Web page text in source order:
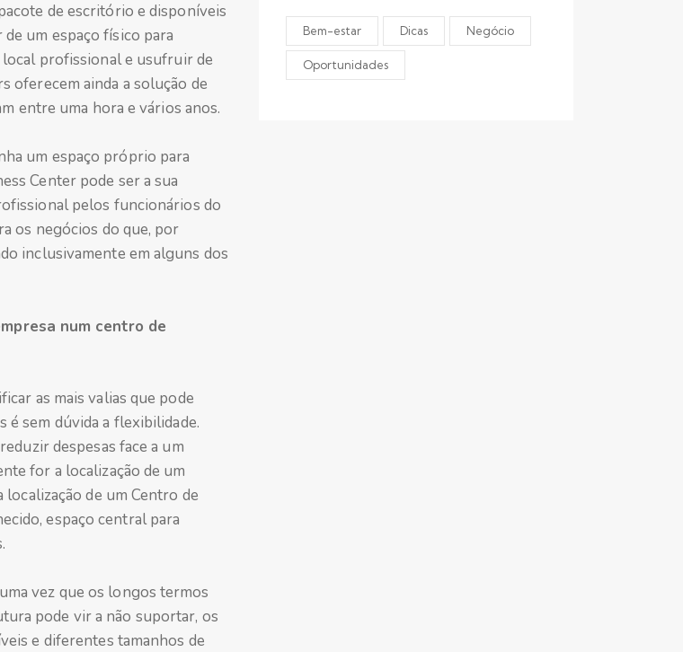
de escritório e disponíveis
um espaço físico para
local profissional e usufruir de
oferecem ainda a solução de
entre uma hora e vários anos.
um espaço próprio para
Center pode ser a sua
pelos funcionários do
os negócios do que, por
inclusivamente em alguns dos
num centro de
as mais valias que pode
é sem dúvida a flexibilidade.
despesas face a um
for a localização de um
de um Centro de
espaço central para
vez que os longos termos
pode vir a não suportar, os
e diferentes tamanhos de
Bem-estar Dicas Negócio
Oportunidades